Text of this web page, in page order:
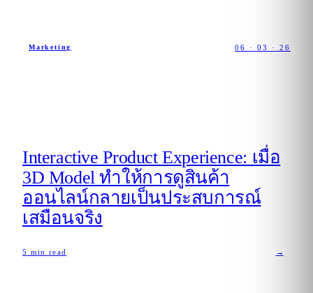
Marketing 06 · 03 · 26
Interactive Product Experience: เมื่อ
3D Model ทำให้การดูสินค้า
ออนไลน์กลายเป็นประสบการณ์
เสมือนจริง
5 min read →